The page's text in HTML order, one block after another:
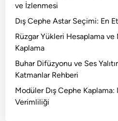
ve İzlenmesi
Dış Cephe Astar Seçimi: En
Rüzgar Yükleri Hesaplama
Kaplama
Buhar Difüzyonu ve Ses
Katmanlar Rehberi
Modüler Dış Cephe Kaplama:
Verimliliği